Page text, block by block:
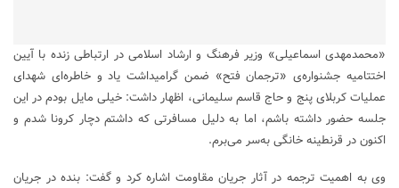
«محمدمهدی اسماعیلی» وزیر فرهنگ و ارشاد اسلامی در ارتباطی زنده با آیین
اختتامیه جشنواره‌ی «ترجمان فتح» ضمن‌ گرامیداشت یاد و خاطره‌ای شهدای
عملیات کربلای پنج و حاج قاسم سلیمانی، اظهار داشت: خیلی مایل بودم در این
جلسه حضور داشته باشم، اما به دلیل مسافرتی که داشتم دچار کرونا شدم و
اکنون در قرنطینه خانگی به‌سر می‌برم.
وی به اهمیت ترجمه در آثار جریان مقاومت اشاره کرد و گفت: بنده در جریان